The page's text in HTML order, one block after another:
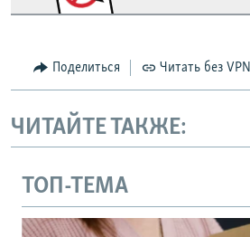
Поделиться Читать без VPN
ЧИТАЙТЕ ТАКЖЕ:
ТОП-ТЕМА